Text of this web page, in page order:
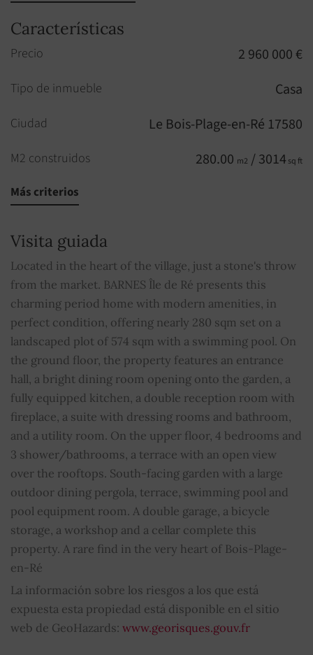
Características
Precio 2 960 000 €
Tipo de inmueble Casa
Ciudad Le Bois-Plage-en-Ré 17580
M2 construidos 280.00 m2 / 3014 sq ft
Habitaciones
Cuartos de baño
Aseo
Aseos
Piscina
Hogar SÍ
Aire acondicionado SÍ
Doble vidrio
Barbacoa
Ventanas correderas
Bañeras de balneoterapia
Bien sujeto al régimen de copropiedad
Más criterios
Visita guiada
Located in the heart of the village, just a stone's throw
from the market. BARNES Île de Ré presents this
charming period home with modern amenities, in
perfect condition, offering nearly 280 sqm set on a
landscaped plot of 574 sqm with a swimming pool. On
the ground floor, the property features an entrance
hall, a bright dining room opening onto the garden, a
fully equipped kitchen, a double reception room with
fireplace, a suite with dressing rooms and bathroom,
and a utility room. On the upper floor, 4 bedrooms and
3 shower/bathrooms, a terrace with an open view
over the rooftops. South-facing garden with a large
outdoor dining pergola, terrace, swimming pool and
pool equipment room. A double garage, a bicycle
storage, a workshop and a cellar complete this
property. A rare find in the very heart of Bois-Plage-
en-Ré
La información sobre los riesgos a los que está
expuesta esta propiedad está disponible en el sitio
web de GeoHazards: www.georisques.gouv.fr